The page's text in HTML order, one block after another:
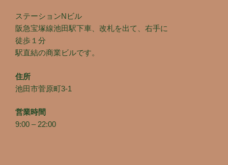
ステーションNビル
阪急宝塚線池田駅下車、改札を出て、右手に
徒歩１分
駅直結の商業ビルです。
住所
池田市菅原町3-1
営業時間
9:00 – 22:00